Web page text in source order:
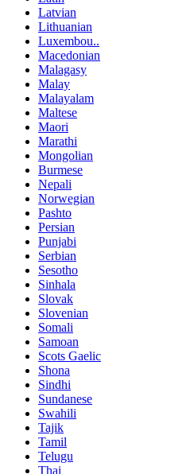
Latvian
Lithuanian
Luxembou..
Macedonian
Malagasy
Malay
Malayalam
Maltese
Maori
Marathi
Mongolian
Burmese
Nepali
Norwegian
Pashto
Persian
Punjabi
Serbian
Sesotho
Sinhala
Slovak
Slovenian
Somali
Samoan
Scots Gaelic
Shona
Sindhi
Sundanese
Swahili
Tajik
Tamil
Telugu
Thai